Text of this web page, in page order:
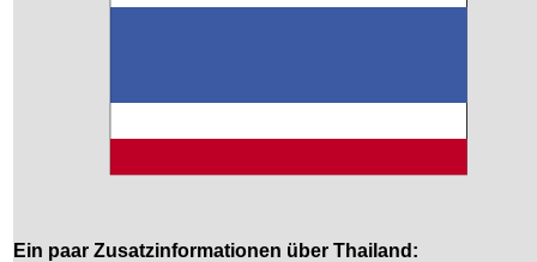
Ein paar Zusatzinformationen über Thailand: